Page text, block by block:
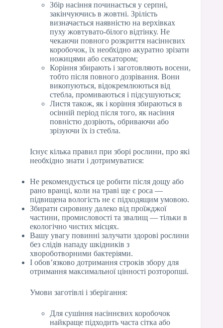
Збір насіння починається у серпні,
закінчуючись в жовтні. Зрілість
визначається наявністю на верхівках
пуху жовтувато-білого відтінку. Не
чекаючи повного розкриття насіннєвих
коробочок, їх необхідно акуратно зрізати
ножицями або секатором;
Коріння збирають і заготовляють восени,
тобто після повного дозрівання. Вони
викопуються, відокремлюються від
стебла, промиваються і підсушуються;
Листя також, як і коріння збираються в
осінній період після того, як насіння
повністю дозріють, обриваючи або
зрізуючи їх із стебла.
Існує кілька правил при зборі рослини, про які
необхідно знати і дотримуватися:
Не рекомендується це робити після дощу або
рано вранці, коли на траві ще є роса —
підвищена вологість не є підходящим умовою.
Збирати сировину далеко від проїжджої
частини, промисловості та звалищ — тільки в
екологічно чистих місцях.
Вашу увагу повинні залучати здорові рослини
без слідів нападу шкідників з
хвороботворними бактеріями.
І обов’язково дотримання строків збору для
отримання максимальної цінності розторопші.
Умови заготівлі і зберігання:
Для сушіння насіннєвих коробочок
найкраще підходить часта сітка або